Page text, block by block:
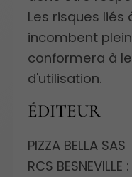
Les risques liés
incombent
conformera à
d'utilisation.
ÉDITEUR
PIZZA BELLA SAS
RCS